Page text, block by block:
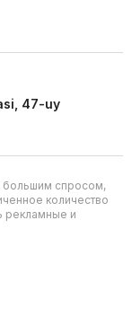
47-uy
большим спросом,
количество
рекламные и